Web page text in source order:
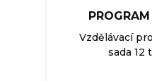
Vzdělávací
sada 12